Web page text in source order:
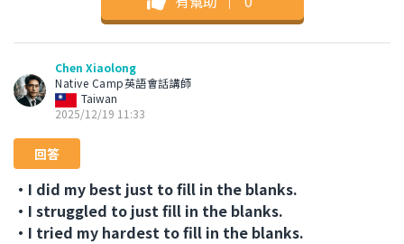
Chen Xiaolong
Native Camp英語會話講師
Taiwan
2025/12/19 11:33
回答
・I did my best just to fill in the blanks.
・I struggled to just fill in the blanks.
・I tried my hardest to fill in the blanks.